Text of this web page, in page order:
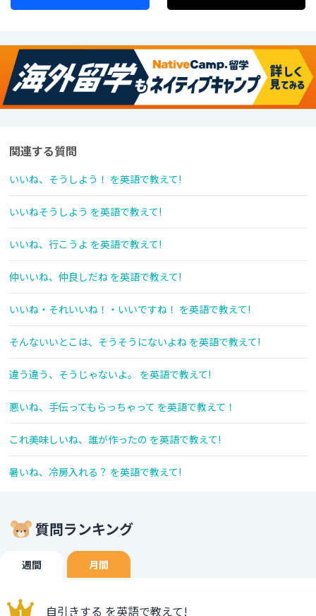
関連する質問
いいね、そうしよう！ を英語で教えて!
いいねそうしよう を英語で教えて!
いいね、行こうよ を英語で教えて!
仲いいね、仲良しだね を英語で教えて!
いいね・それいいね！・いいですね！ を英語で教えて!
そんないいとこは、そうそうにないよね を英語で教えて!
違う違う、そうじゃないよ。 を英語で教えて!
悪いね、手伝ってもらっちゃって を英語で教えて！
これ美味しいね、誰が作ったの を英語で教えて!
暑いね、冷房入れる？ を英語で教えて!
質問ランキング
週間 月間
自引きする を英語で教えて!